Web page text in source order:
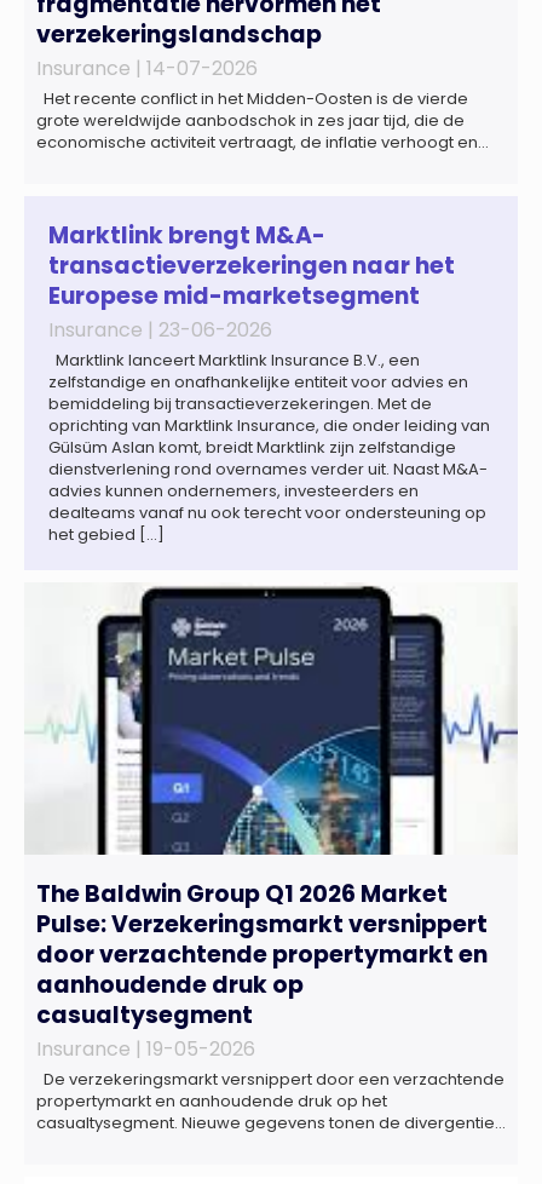
verzekeringslandschap
Insurance | 14-07-2026
Het recente conflict in het Midden-Oosten is de vierde
grote wereldwijde aanbodschok in zes jaar tijd, die de
economische activiteit vertraagt, de inflatie verhoogt en
wereldwijd naar verwachting afnemen tot 1,3% in reële
termen in […]
Marktlink brengt M&A-
transactieverzekeringen naar het
Europese mid-marketsegment
Insurance | 23-06-2026
Marktlink lanceert Marktlink Insurance B.V., een
zelfstandige en onafhankelijke entiteit voor advies en
bemiddeling bij transactieverzekeringen. Met de
oprichting van Marktlink Insurance, die onder leiding van
Gülsüm Aslan komt, breidt Marktlink zijn zelfstandige
dienstverlening rond overnames verder uit. Naast M&A-
advies kunnen ondernemers, investeerders en
dealteams vanaf nu ook terecht voor ondersteuning op
het gebied […]
The Baldwin Group Q1 2026 Market
Pulse: Verzekeringsmarkt versnippert
door verzachtende propertymarkt en
aanhoudende druk op
casualtysegment
Insurance | 19-05-2026
De verzekeringsmarkt versnippert door een verzachtende
propertymarkt en aanhoudende druk op het
casualtysegment. Nieuwe gegevens tonen de divergentie